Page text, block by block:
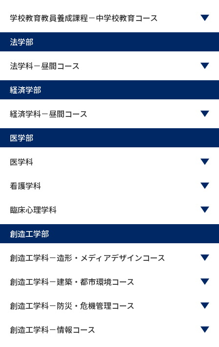
オープンキャンパス検索 実施プログラムから探す
受験準備 資料検索
志望校・出願校を調べる
併願校選び
先輩が入学を決めた理由
新生活お役立ちガイド
学問発見 学問検索
学校教育教員養成課程－中学校教育コース
法学部
法学科－昼間コース
経済学部
経済学科－昼間コース
医学部
医学科
看護学科
臨床心理学科
創造工学部
創造工学科－造形・メディアデザインコース
創造工学科－建築・都市環境コース
創造工学科－防災・危機管理コース
創造工学科－情報コース